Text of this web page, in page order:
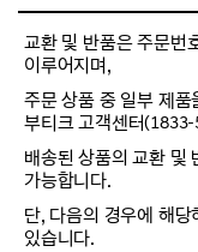
교환 및 반품은 주문번
이루어지며,
주문 상품 중 일부 제
부티크 고객센터
배송된 상품의 교환 및
가능합니다.
단, 다음의 경우에 해
있습니다.